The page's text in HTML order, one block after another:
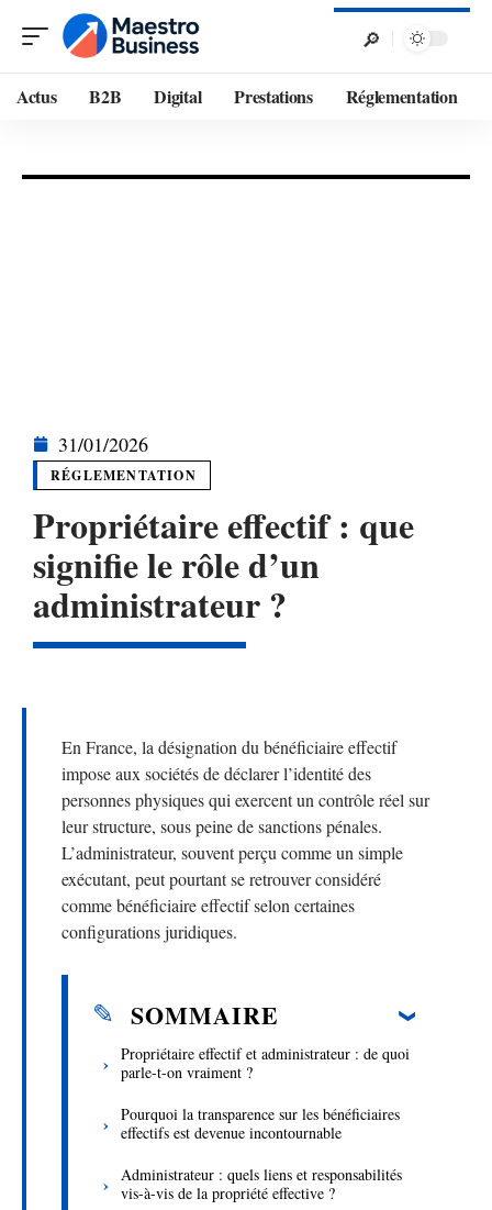
Actus B2B Digital Prestations Réglementation
31/01/2026
RÉGLEMENTATION
Propriétaire effectif : que
signifie le rôle d’un
administrateur ?
En France, la désignation du bénéficiaire effectif
impose aux sociétés de déclarer l’identité des
personnes physiques qui exercent un contrôle réel sur
leur structure, sous peine de sanctions pénales.
L’administrateur, souvent perçu comme un simple
exécutant, peut pourtant se retrouver considéré
comme bénéficiaire effectif selon certaines
configurations juridiques.
SOMMAIRE
Propriétaire effectif et administrateur : de quoi
parle-t-on vraiment ?
Pourquoi la transparence sur les bénéficiaires
effectifs est devenue incontournable
Administrateur : quels liens et responsabilités
vis-à-vis de la propriété effective ?